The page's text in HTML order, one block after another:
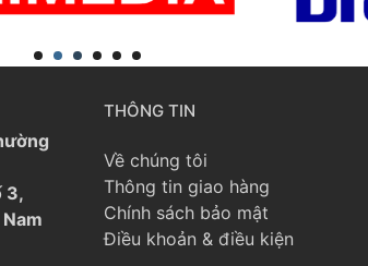
3,
THÔNG TIN
Về chúng tôi
Thông tin giao hàng
Chính sách bảo mật
Điều khoản & điều kiện